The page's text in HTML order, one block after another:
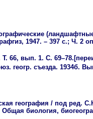
1947. – 397 с.; Ч. 2
66, вып. 1. С.
геогр. съезда. 1934б.
география / под ред.
биология,